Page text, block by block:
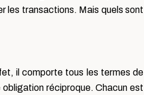
les transactions. Mais quels sont
il comporte tous les termes de
réciproque. Chacun est